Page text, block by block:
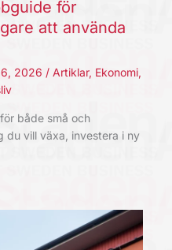
för
att använda
2026 / Artiklar, Ekonomi,
både små och
du vill växa, investera i ny